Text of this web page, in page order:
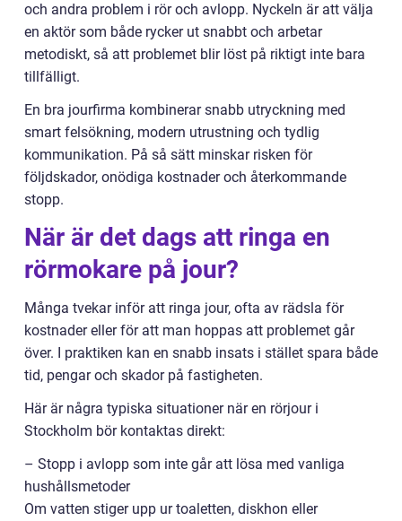
och andra problem i rör och avlopp. Nyckeln är att välja
en aktör som både rycker ut snabbt och arbetar
metodiskt, så att problemet blir löst på riktigt inte bara
tillfälligt.
En bra jourfirma kombinerar snabb utryckning med
smart felsökning, modern utrustning och tydlig
kommunikation. På så sätt minskar risken för
följdskador, onödiga kostnader och återkommande
stopp.
När är det dags att ringa en
rörmokare på jour?
Många tvekar inför att ringa jour, ofta av rädsla för
kostnader eller för att man hoppas att problemet går
över. I praktiken kan en snabb insats i stället spara både
tid, pengar och skador på fastigheten.
Här är några typiska situationer när en rörjour i
Stockholm bör kontaktas direkt:
– Stopp i avlopp som inte går att lösa med vanliga
hushållsmetoder
Om vatten stiger upp ur toaletten, diskhon eller